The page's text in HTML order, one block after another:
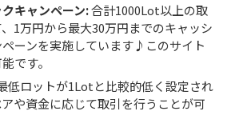
キャンペーン:合計1000Lot以上の取
1万円から最大30万円までのキャッシ
ーンを実施しています♪このサイト
です。
低ロットが1Lotと比較的低く設定され
や資金に応じて取引を行うことが可